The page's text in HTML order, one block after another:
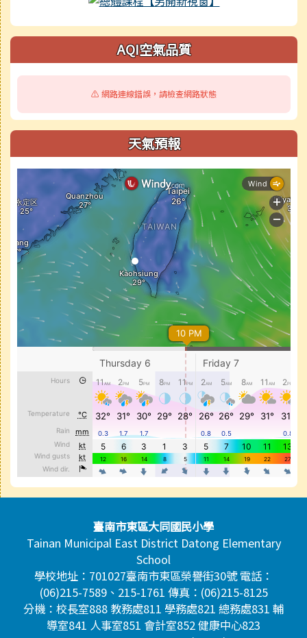
AQI空氣品質
⚠️ 網路連線錯誤，請檢查網路狀態
天氣預報
頁尾區域內容臺南市東區大同國民小學
Tainan Municipal East District Datong Elementary
School
學校地址：701027臺南市東區榮譽街30號 電話：
(06)215-7589、215-1761 傳真：(06)215-8125
分機：校長室888 教務處811 學務處821 總務處831 輔
導室841 人事室851 會計室852 健康中心823